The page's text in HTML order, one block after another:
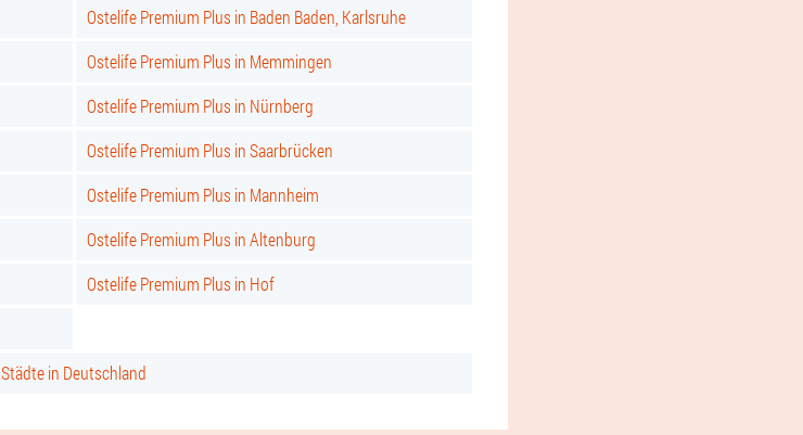
Ostelife Premium Plus in Baden Baden, Karlsruhe
Ostelife Premium Plus in Memmingen
Ostelife Premium Plus in Nürnberg
Ostelife Premium Plus in Saarbrücken
Ostelife Premium Plus in Mannheim
Ostelife Premium Plus in Altenburg
Ostelife Premium Plus in Hof
Städte in Deutschland